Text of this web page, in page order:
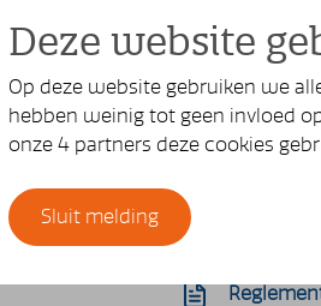
Deze website
Op deze website gebruiken we
hebben weinig tot geen invloed
onze 4 partners deze cookies
Sluit melding